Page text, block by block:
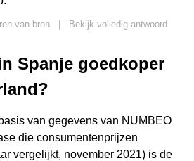
van bron
Bekijk volledig antwoord
Spanje goedkoper
van gegevens van NUMBEO
die consumentenprijzen
vergelijkt, november 2021) is de